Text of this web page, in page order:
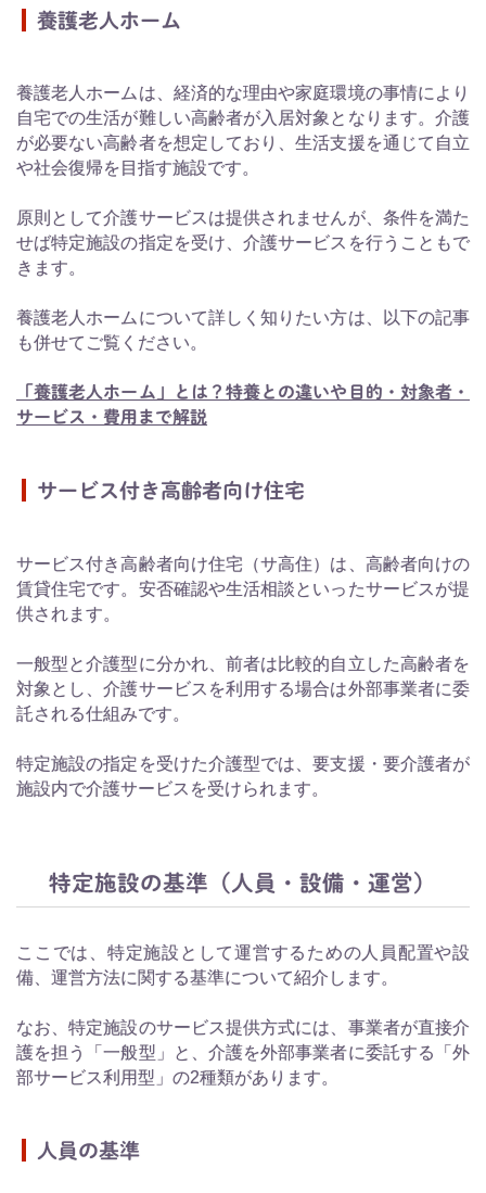
養護老人ホーム
養護老人ホームは、経済的な理由や家庭環境の事情により
自宅での生活が難しい高齢者が入居対象となります。介護
が必要ない高齢者を想定しており、生活支援を通じて自立
や社会復帰を目指す施設です。
原則として介護サービスは提供されませんが、条件を満た
せば特定施設の指定を受け、介護サービスを行うこともで
きます。
養護老人ホームについて詳しく知りたい方は、以下の記事
も併せてご覧ください。
「養護老人ホーム」とは？特養との違いや目的・対象者・
サービス・費用まで解説
サービス付き高齢者向け住宅
サービス付き高齢者向け住宅（サ高住）は、高齢者向けの
賃貸住宅です。安否確認や生活相談といったサービスが提
供されます。
一般型と介護型に分かれ、前者は比較的自立した高齢者を
対象とし、介護サービスを利用する場合は外部事業者に委
託される仕組みです。
特定施設の指定を受けた介護型では、要支援・要介護者が
施設内で介護サービスを受けられます。
特定施設の基準（人員・設備・運営）
ここでは、特定施設として運営するための人員配置や設
備、運営方法に関する基準について紹介します。
なお、特定施設のサービス提供方式には、事業者が直接介
護を担う「一般型」と、介護を外部事業者に委託する「外
部サービス利用型」の2種類があります。
人員の基準